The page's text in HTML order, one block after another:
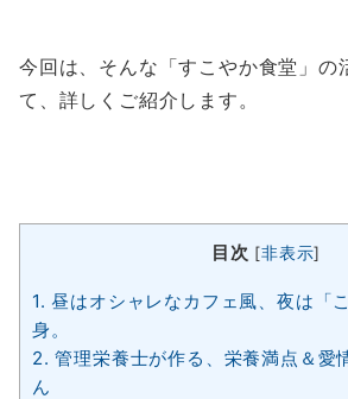
今回は、そんな「すこやか食堂」の
て、詳しくご紹介します。
目次 [非表示]
1. 昼はオシャレなカフェ風、夜は「
身。
2. 管理栄養士が作る、栄養満点＆愛
ん